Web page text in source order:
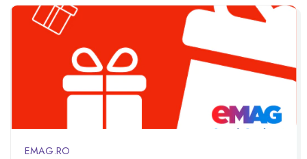
EMAG.RO